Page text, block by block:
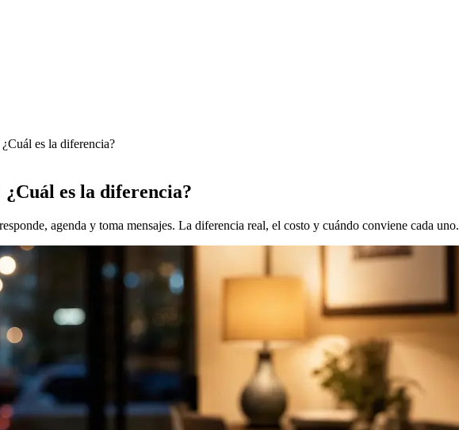
es la diferencia?
es la diferencia?
agenda y toma mensajes. La diferencia real, el costo y cuándo conviene cada uno.